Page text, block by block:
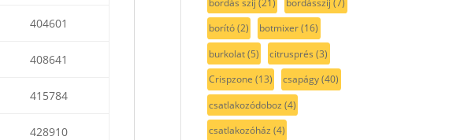
404601
408641
415784
428910
borító(2) botmixer(16)
burkolat(5) citrusprés (3)
Crispzone (13) csapágy(40)
csatlakozódoboz (4)
csatlakozóház (4)